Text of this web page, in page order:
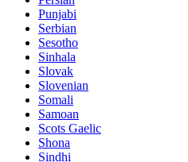
Punjabi
Serbian
Sesotho
Sinhala
Slovak
Slovenian
Somali
Samoan
Scots Gaelic
Shona
Sindhi